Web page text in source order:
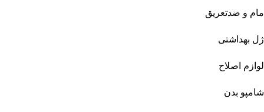
مام و ضدتعریق
ژل بهداشتی
لوازم اصلاح
شامپو بدن